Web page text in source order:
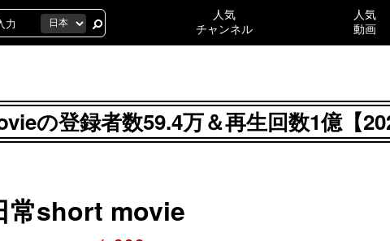
人気
チャンネル
人気
動画
の登録者数59.4万＆再生回数1億【
常short movie